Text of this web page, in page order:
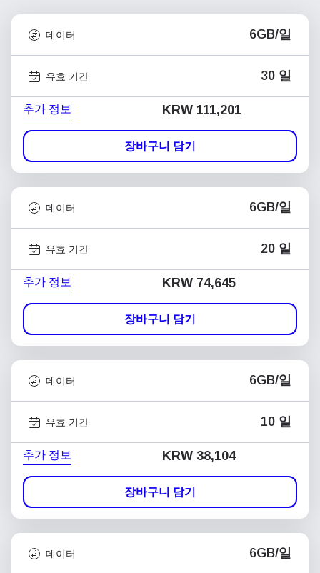
데이터 6GB/일
유효 기간 30 일
추가 정보 KRW 111,201
장바구니 담기
데이터 6GB/일
유효 기간 20 일
추가 정보 KRW 74,645
장바구니 담기
데이터 6GB/일
유효 기간 10 일
추가 정보 KRW 38,104
장바구니 담기
데이터 6GB/일